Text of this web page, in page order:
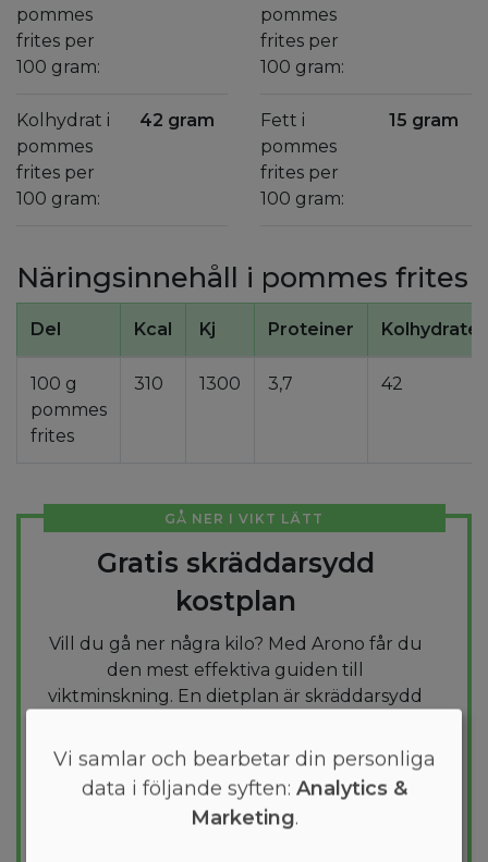
pommes
frites per
100 gram:
Kolhydrat i
pommes
frites per
100 gram:
42 gram
pommes
frites per
100 gram:
Fett i
pommes
frites per
100 gram:
15 gram
Näringsinnehåll i pommes frites
Del Kcal Kj Proteiner Kolhydrater
100 g
pommes
frites
310 1300 3,7 42
GÅ NER I VIKT LÄTT
Gratis skräddarsydd
kostplan
Vill du gå ner några kilo? Med Arono får du
den mest effektiva guiden till
viktminskning. En dietplan är skräddarsydd
säkerställer att du håller dig inom ditt
kalorimål varje dag.
PROVAGRATIS
Vi samlar och bearbetar din personliga
data i följande syften: Analytics &
Marketing.